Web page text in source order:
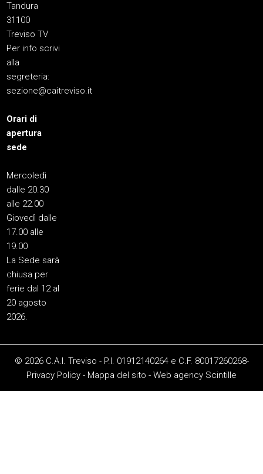
Tandura
31100
Treviso TV
Per info scrivi
alla
segreteria:
sezione@caitreviso.it
Orari di
apertura
sede
Mercoledì
dalle 20.30
alle 22.00
Giovedì dalle
17.00 alle
19.00
La Sede sarà
chiusa per
ferie dal 12 al
20 agosto
2026.
© 2026 C.A.I. Treviso - P.I. 01912140264 e C.F. 80017260268-
Privacy Policy - Mappa del sito - Web agency Scintille